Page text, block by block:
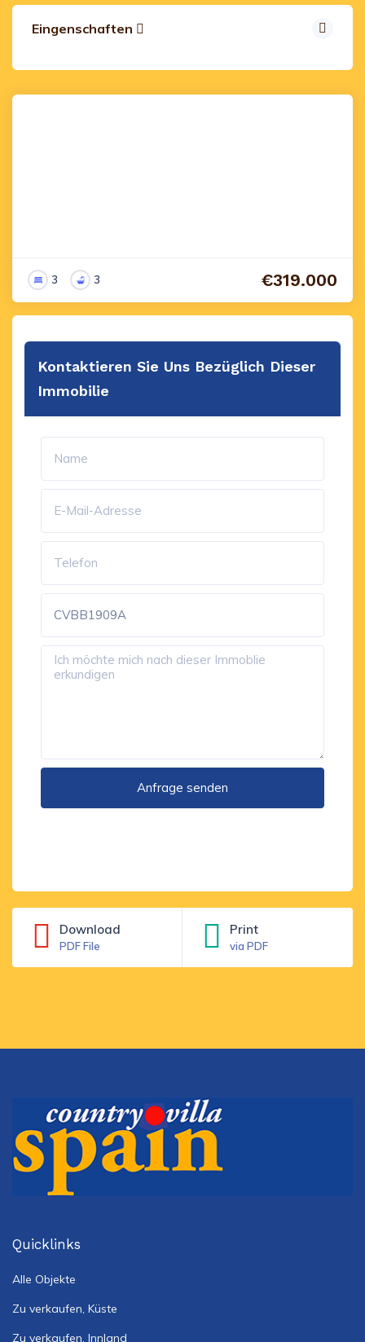
Eingenschaften
3 3 €319.000
Kontaktieren Sie Uns Bezüglich Dieser
Immobilie
Download
PDF File
Print
via PDF
Quicklinks
Alle Objekte
Zu verkaufen, Küste
Zu verkaufen, Innland